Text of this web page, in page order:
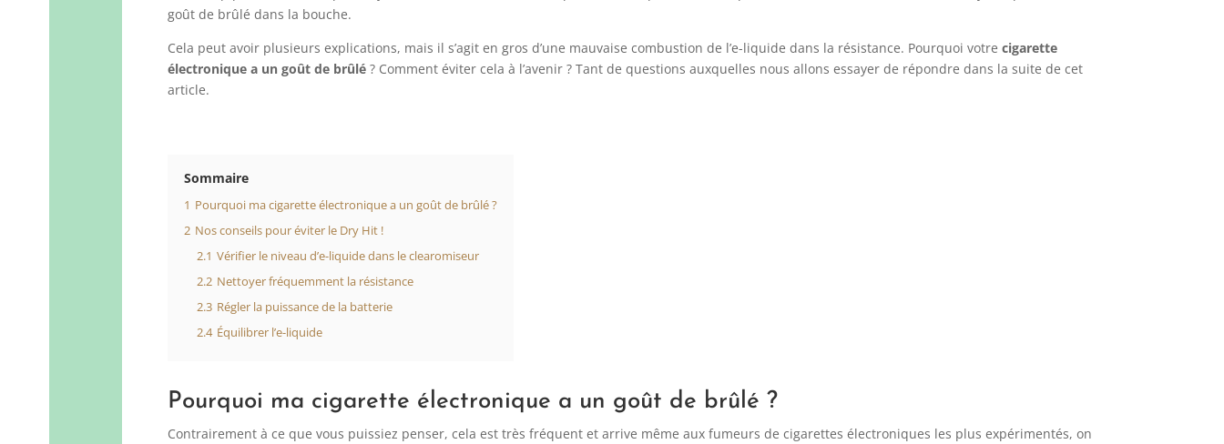
goût de brûlé dans la bouche.
Cela peut avoir plusieurs explications, mais il s’agit en gros d’une mauvaise combustion de l’e-liquide dans la résistance. Pourquoi votre cigarette
électronique a un goût de brûlé ? Comment éviter cela à l’avenir ? Tant de questions auxquelles nous allons essayer de répondre dans la suite de cet
article.
Sommaire
1 Pourquoi ma cigarette électronique a un goût de brûlé ?
2 Nos conseils pour éviter le Dry Hit !
2.1 Vérifier le niveau d’e-liquide dans le clearomiseur
2.2 Nettoyer fréquemment la résistance
2.3 Régler la puissance de la batterie
2.4 Équilibrer l’e-liquide
Pourquoi ma cigarette électronique a un goût de brûlé ?
Contrairement à ce que vous puissiez penser, cela est très fréquent et arrive même aux fumeurs de cigarettes électroniques les plus expérimentés, on